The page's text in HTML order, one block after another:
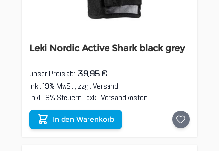
Leki Nordic Active Shark black grey
unser Preis ab: 39,95 €
inkl. 19% MwSt., zzgl.Versand
Inkl. 19% Steuern , exkl.Versandkosten
In den Warenkorb